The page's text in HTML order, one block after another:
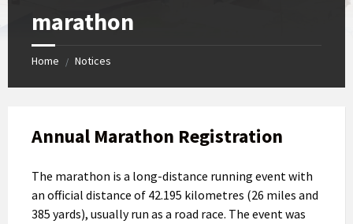
marathon
Home / Notices
Annual Marathon Registration
The marathon is a long-distance running event with
an official distance of 42.195 kilometres (26 miles and
385 yards), usually run as a road race. The event was